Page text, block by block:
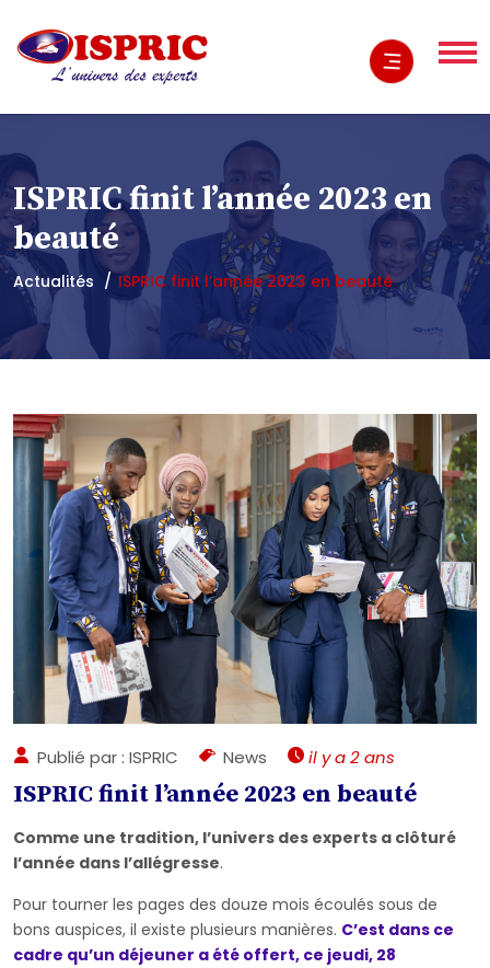
ISPRIC finit l’année 2023 en
beauté
Actualités ISPRIC finit l’année 2023 en beauté
Publié par : ISPRIC News il y a 2 ans
ISPRIC finit l’année 2023 en beauté
Comme une tradition, l’univers des experts a clôturé
l’année dans l’allégresse.
Pour tourner les pages des douze mois écoulés sous de
bons auspices, il existe plusieurs manières. C’est dans ce
cadre qu’un déjeuner a été offert, ce jeudi, 28